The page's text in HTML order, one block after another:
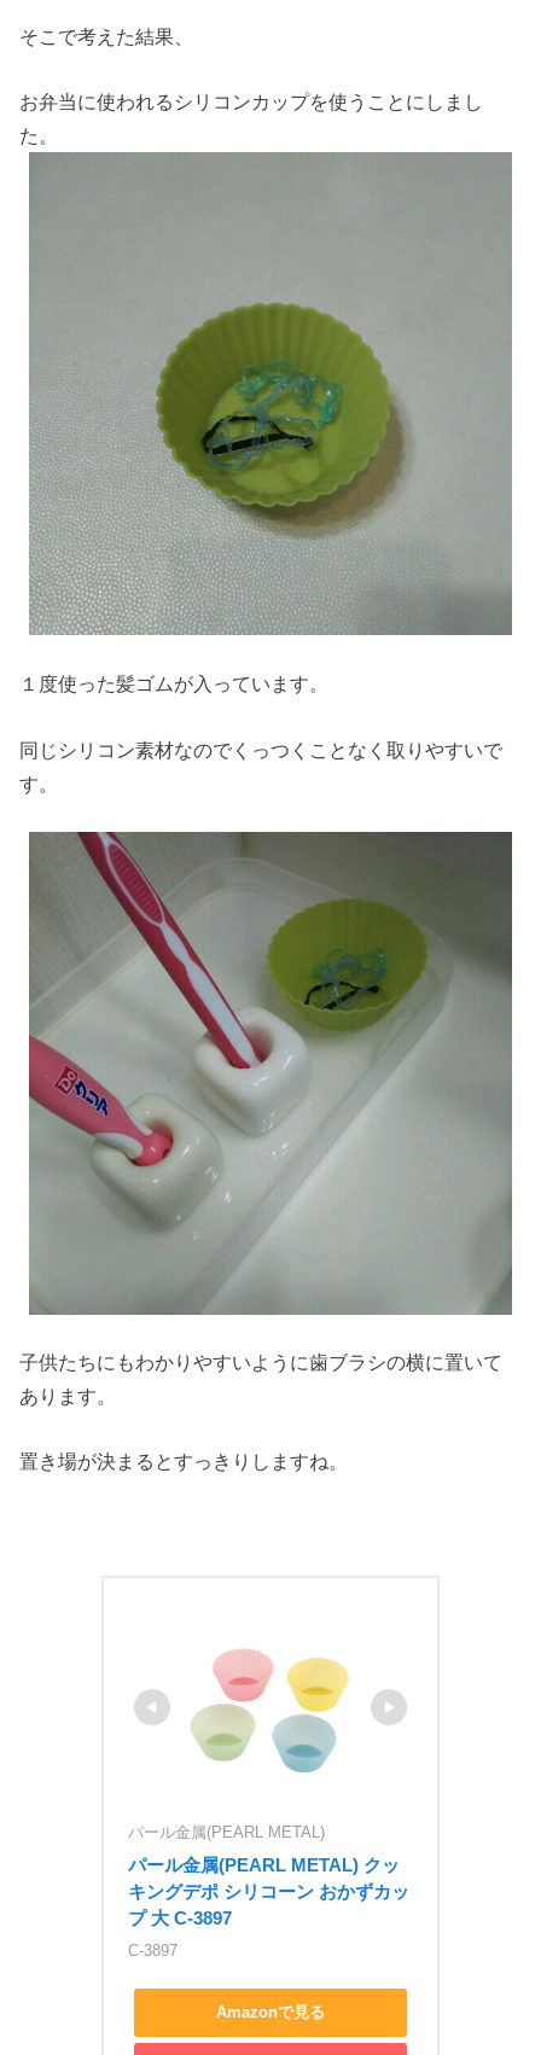
そこで考えた結果、
お弁当に使われるシリコンカップを使うことにしまし
た。
１度使った髪ゴムが入っています。
同じシリコン素材なのでくっつくことなく取りやすいで
す。
子供たちにもわかりやすいように歯ブラシの横に置いて
あります。
置き場が決まるとすっきりしますね。
パール金属(PEARL METAL)
パール金属(PEARL METAL) クッ
キングデポ シリコーン おかずカッ
プ 大 C-3897
C-3897
Amazonで見る